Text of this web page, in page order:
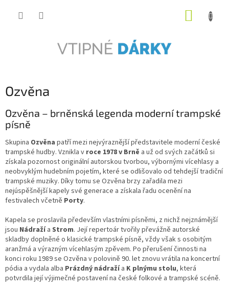
Ozvěna
Ozvěna – brněnská legenda moderní trampské
písně
Skupina Ozvěna patří mezi nejvýraznější představitele moderní české
trampské hudby. Vznikla v roce 1978 v Brně a už od svých začátků si
získala pozornost originální autorskou tvorbou, výbornými vícehlasy a
neobvyklým hudebním pojetím, které se odlišovalo od tehdejší tradiční
trampské muziky. Díky tomu se Ozvěna brzy zařadila mezi
nejúspěšnější kapely své generace a získala řadu ocenění na
festivalech včetně Porty.
Kapela se proslavila především vlastními písněmi, z nichž nejznámější
jsou Nádražía Strom. Její repertoár tvořily převážně autorské
skladby doplněné o klasické trampské písně, vždy však s osobitým
aranžmá a výrazným vícehlasým zpěvem. Po přerušení činnosti na
konci roku 1989 se Ozvěna v polovině 90. let znovu vrátila na koncertní
pódia a vydala alba Prázdný nádražía K plnýmu stolu, která
potvrdila její výjimečné postavení na české folkové a trampské scéně.